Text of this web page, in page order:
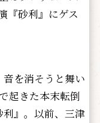
砂利』にゲス
を消そうと舞い
起きた本末転倒
』。以前、三津